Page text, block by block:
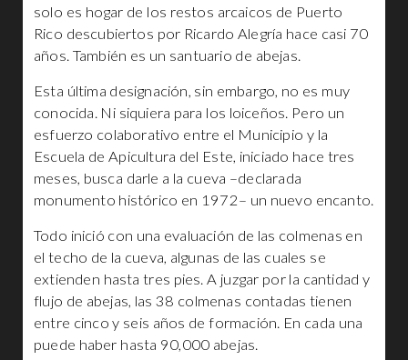
solo es hogar de los restos arcaicos de Puerto
Rico descubiertos por Ricardo Alegría hace casi 70
años. También es un santuario de abejas.
Esta última designación, sin embargo, no es muy
conocida. Ni siquiera para los loiceños. Pero un
esfuerzo colaborativo entre el Municipio y la
Escuela de Apicultura del Este, iniciado hace tres
meses, busca darle a la cueva –declarada
monumento histórico en 1972– un nuevo encanto.
Todo inició con una evaluación de las colmenas en
el techo de la cueva, algunas de las cuales se
extienden hasta tres pies. A juzgar por la cantidad y
flujo de abejas, las 38 colmenas contadas tienen
entre cinco y seis años de formación. En cada una
puede haber hasta 90,000 abejas.